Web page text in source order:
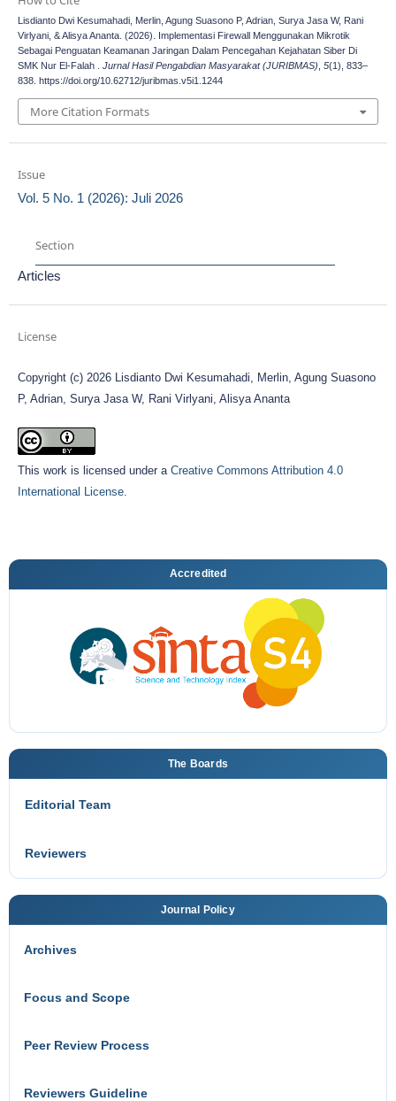
Lisdianto Dwi Kesumahadi, Merlin, Agung Suasono P, Adrian, Surya Jasa W, Rani
Virlyani, & Alisya Ananta. (2026). Implementasi Firewall Menggunakan Mikrotik
Sebagai Penguatan Keamanan Jaringan Dalam Pencegahan Kejahatan Siber Di
SMK Nur El-Falah . Jurnal Hasil Pengabdian Masyarakat (JURIBMAS) 5(1), 833–
838. https://doi.org/10.62712/juribmas.v5i1.1244
More Citation Formats
Issue
Vol. 5 No. 1 (2026): Juli 2026
Section
Articles
License
Copyright (c) 2026 Lisdianto Dwi Kesumahadi, Merlin, Agung Suasono
P, Adrian, Surya Jasa W, Rani Virlyani, Alisya Ananta
This work is licensed under a Creative Commons Attribution 4.0
International License.
Accredited
The Boards
Editorial Team
Reviewers
Journal Policy
Archives
Focus and Scope
Peer Review Process
Reviewers Guideline